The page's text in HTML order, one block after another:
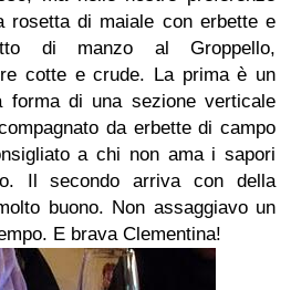
rosetta di maiale con erbette e
di manzo al Groppello,
cotte e crude. La prima è un
forma di una sezione verticale
da erbette di campo
a chi non ama i sapori
Il secondo arriva con della
buono. Non assaggiavo un
E brava Clementina!